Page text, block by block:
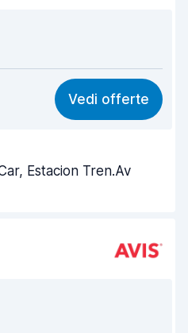
8,2
8,2
8,8
Vedi offerte
Estacion Tren.Av